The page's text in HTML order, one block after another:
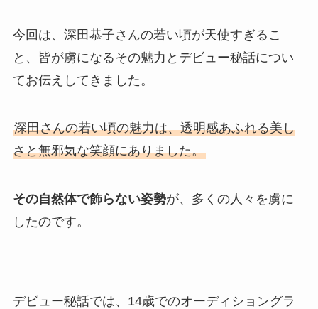
今回は、深田恭子さんの若い頃が天使すぎるこ
と、皆が虜になるその魅力とデビュー秘話につい
てお伝えしてきました。
深田さんの若い頃の魅力は、透明感あふれる美し
さと無邪気な笑顔にありました。
その自然体で飾らない姿勢が、多くの人々を虜に
したのです。
デビュー秘話では、14歳でのオーディショングラ